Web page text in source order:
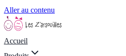
Aller au contenu
Accueil